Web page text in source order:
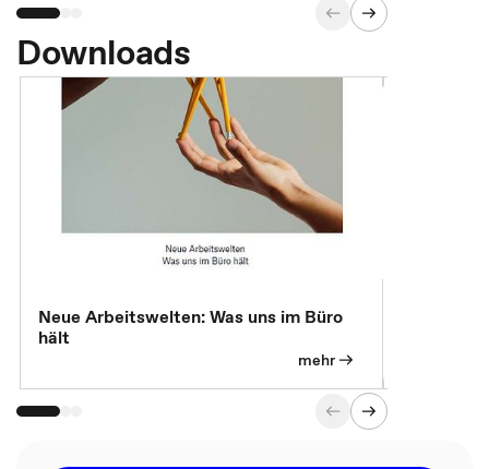
Downloads
Neue Arbeitswelten: Was uns im Büro
hält
mehr